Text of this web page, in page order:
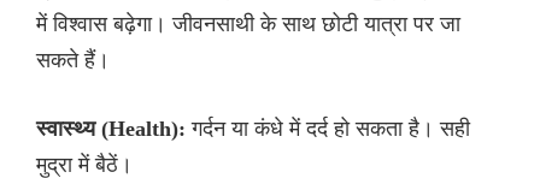
में विश्वास बढ़ेगा। जीवनसाथी के साथ छोटी यात्रा पर जा
सकते हैं।
स्वास्थ्य (Health): गर्दन या कंधे में दर्द हो सकता है। सही
मुद्रा में बैठें।